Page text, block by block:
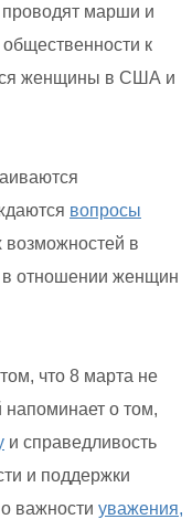
проводят марши и
к
женщины в США и
вопросы
возможностей в
отношении женщин
что 8 марта не
напоминает о том,
и справедливость
и поддержки
важности уважения,